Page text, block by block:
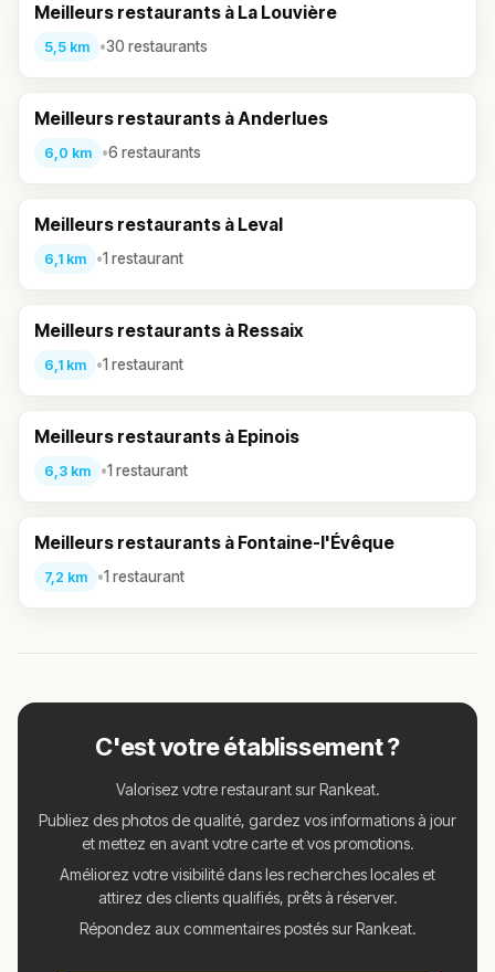
Meilleurs restaurants à La Louvière
5,5 km •30 restaurants
Meilleurs restaurants à Anderlues
6,0 km •6 restaurants
Meilleurs restaurants à Leval
6,1 km •1 restaurant
Meilleurs restaurants à Ressaix
6,1 km •1 restaurant
Meilleurs restaurants à Epinois
6,3 km •1 restaurant
Meilleurs restaurants à Fontaine-l'Évêque
7,2 km •1 restaurant
C'est votre établissement ?
Valorisez votre restaurant sur Rankeat.
Publiez des photos de qualité, gardez vos informations à jour
et mettez en avant votre carte et vos promotions.
Améliorez votre visibilité dans les recherches locales et
attirez des clients qualifiés, prêts à réserver.
Répondez aux commentaires postés sur Rankeat.